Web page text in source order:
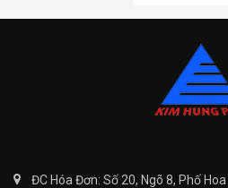
ĐC Hóa Đơn: Số 20, Ngõ 8, Phố